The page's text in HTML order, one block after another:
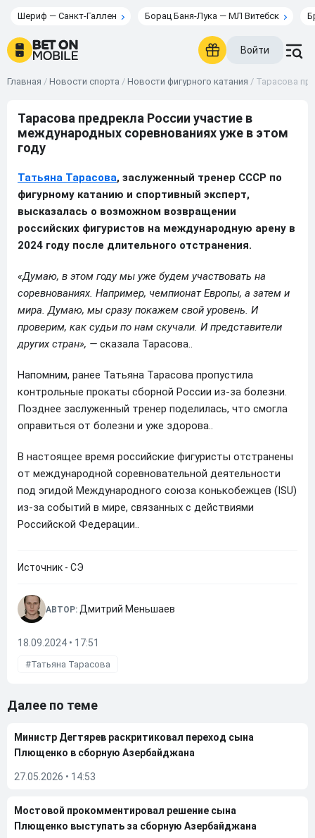
Шериф — Санкт-Галлен Борац Баня-Лука — МЛ Витебск
Войти
Главная / Новости спорта / Новости фигурного катания / Тарасова
Тарасова предрекла России участие в
международных соревнованиях уже в этом
году
Татьяна Тарасова, заслуженный тренер СССР по
фигурному катанию и спортивный эксперт,
высказалась о возможном возвращении
российских фигуристов на международную арену в
2024 году после длительного отстранения.
«Думаю, в этом году мы уже будем участвовать на
соревнованиях. Например, чемпионат Европы, а затем и
мира. Думаю, мы сразу покажем свой уровень. И
проверим, как судьи по нам скучали. И представители
других стран», — сказала Тарасова..
Напомним, ранее Татьяна Тарасова пропустила
контрольные прокаты сборной России из-за болезни.
Позднее заслуженный тренер поделилась, что смогла
оправиться от болезни и уже здорова..
В настоящее время российские фигуристы отстранены
от международной соревновательной деятельности
под эгидой Международного союза конькобежцев (ISU)
из-за событий в мире, связанных с действиями
Российской Федерации..
Источник - СЭ
АВТОР: Дмитрий Меньшаев
18.09.2024 • 17:51
Татьяна Тарасова
Далее по теме
Министр Дегтярев раскритиковал переход сына
Плющенко в сборную Азербайджана
27.05.2026 • 14:53
Мостовой прокомментировал решение сына
Плющенко выступать за сборную Азербайджана